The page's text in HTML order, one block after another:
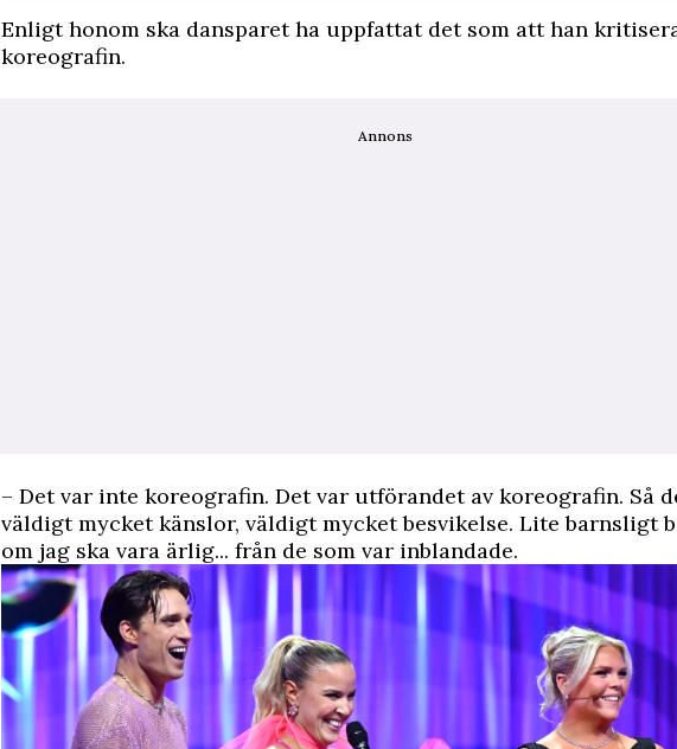
Enligt honom ska dansparet ha uppfattat det som att han
koreografin.
Annons
– Det var inte koreografin. Det var utförandet av koreografin. Så
väldigt mycket känslor, väldigt mycket besvikelse. Lite barnsligt
om jag ska vara ärlig... från de som var inblandade.